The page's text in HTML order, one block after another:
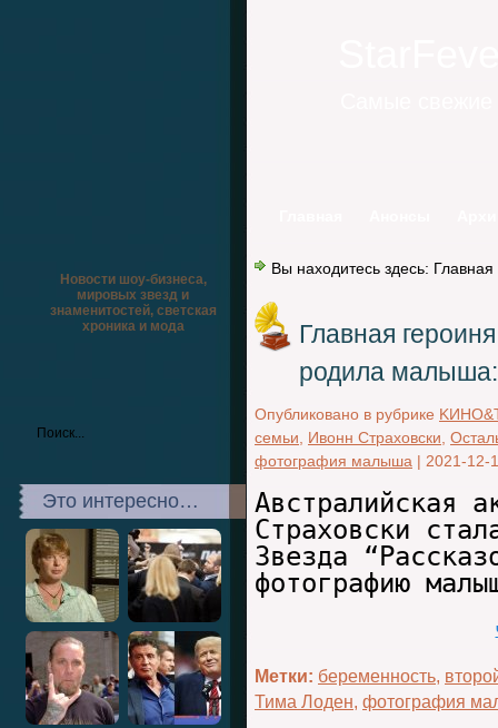
Новости шоу-бизнеса,
мировых звезд и
знаменитостей, светская
хроника и мода
Это интересно…
Вы находитесь здесь: Главная
Главная
родила
Опубликовано в рубрике
семьи
Ивонн Страховски
фотография малыша | 2021-12-
Австралийская
Страховски
Звезда
фотографию
Метки: беременность,
Тима Лоден, фотография